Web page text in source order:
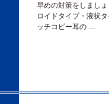
早めの対策をしまし
ロイドタイプ・液状
ッチコピー耳の …